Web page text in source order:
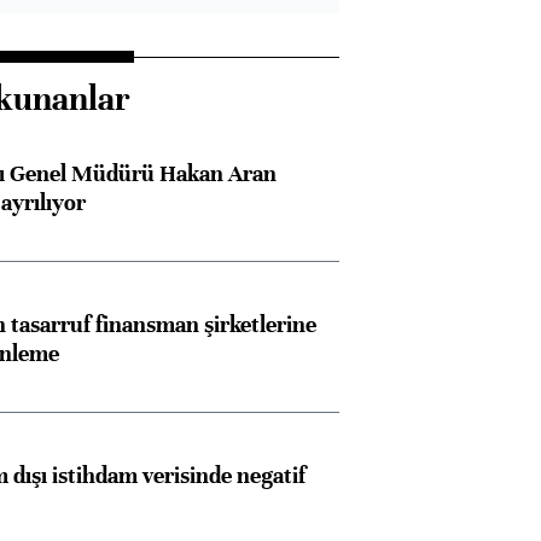
Genel Müdürü Hakan Aran
tasarruf finansman şirketlerine
dışı istihdam verisinde negatif